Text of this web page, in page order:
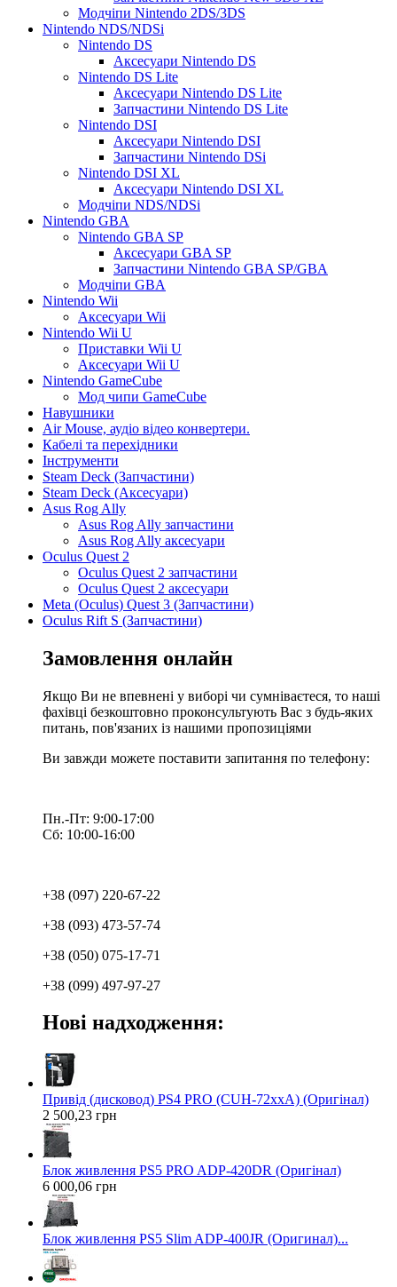
Модчіпи Nintendo 2DS/3DS
Nintendo NDS/NDSi
Nintendo DS
Аксесуари Nintendo DS
Nintendo DS Lite
Аксесуари Nintendo DS Lite
Запчастини Nintendo DS Lite
Nintendo DSI
Аксесуари Nintendo DSI
Запчастини Nintendo DSi
Nintendo DSI XL
Аксесуари Nintendo DSI XL
Модчіпи NDS/NDSi
Nintendo GBA
Nintendo GBA SP
Аксесуари GBA SP
Запчастини Nintendo GBA SP/GBA
Модчіпи GBA
Nintendo Wii
Аксесуари Wii
Nintendo Wii U
Приставки Wii U
Аксесуари Wii U
Nintendo GameCube
Мод чипи GameCube
Навушники
Air Mouse, аудіо відео конвертери.
Кабелі та перехідники
Інструменти
Steam Deck (Запчастини)
Steam Deck (Аксесуари)
Asus Rog Ally
Asus Rog Ally запчастини
Asus Rog Ally аксесуари
Oculus Quest 2
Oculus Quest 2 запчастини
Oculus Quest 2 аксесуари
Meta (Oculus) Quest 3 (Запчастини)
Oculus Rift S (Запчастини)
Замовлення онлайн
Якщо Ви не впевнені у виборі чи сумніваєтеся, то наші
фахівці безкоштовно проконсультують Вас з будь-яких
питань, пов'язаних із нашими пропозиціями
Ви завжди можете поставити запитання по телефону:
Пн.-Пт: 9:00-17:00
Сб: 10:00-16:00
+38 (097) 220-67-22
+38 (093) 473-57-74
+38 (050) 075-17-71
+38 (099) 497-97-27
Нові надходження:
Привід (дисковод) PS4 PRO (CUH-72xxA) (Оригінал)
2 500,23 грн
Блок живлення PS5 PRO ADP-420DR (Оригінал)
6 000,06 грн
Блок живлення PS5 Slim ADP-400JR (Оригинал)...